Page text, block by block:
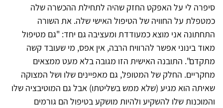
סיפרה לי על האפקט החזק שהיה לתחילת ההכשרה שלה
כמטפלת על החוויה של הטיפול האישי שלה. את השורה
התחתונה אני מוצא כמעודדת ומעציבה גם יחד: "גם מטיפול
מאוד בינוני אפשר להרוויח הרבה, אין אפס, מי שעובד קשה
מתקדם". התובנה האישית הזו מגובה בלא מעט ממצאים
מחקריים. החלק של המטופל, גם מאפיינים שלו ושל המצוקה
שאיתה הוא מגיע (שלא ממש בשליטתו) אבל גם המוטיבציה שלו
והמוכנות שלו להשקיע ולהיות מושקע בטיפול הם גורמים